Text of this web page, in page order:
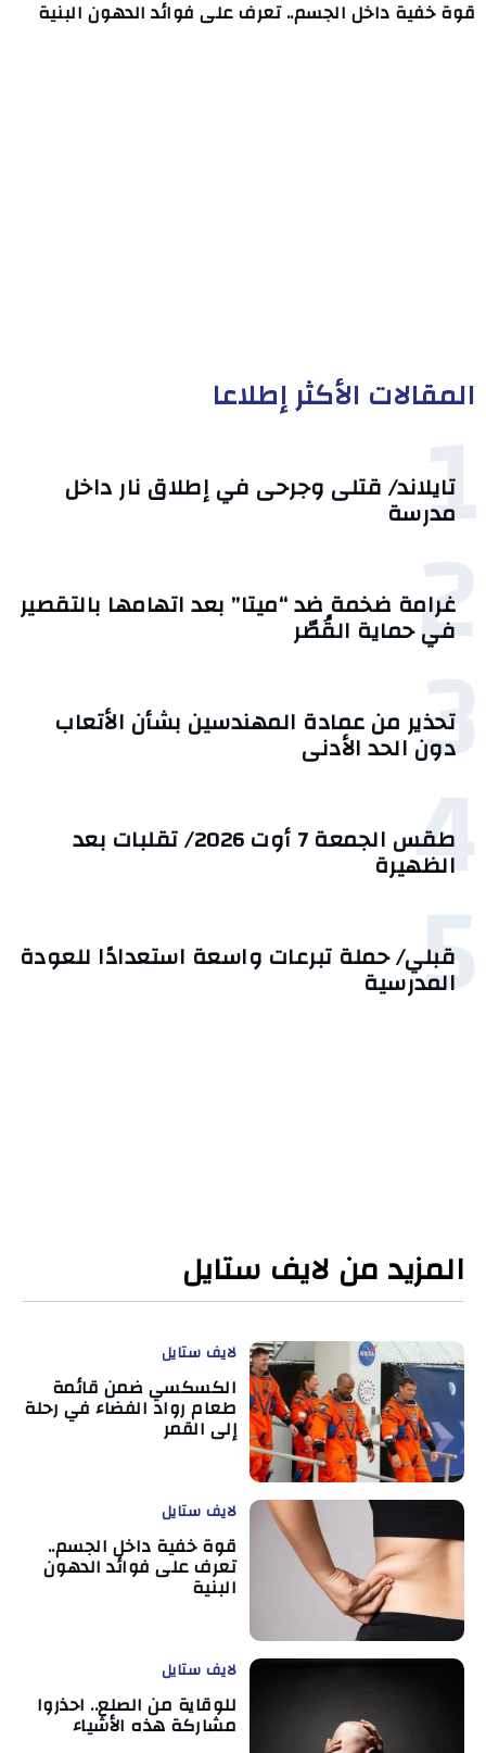
قوة خفية داخل الجسم.. تعرف على فوائد الدهون البنية
المقالات الأكثر إطلاعا
1
تايلاند/ قتلى وجرحى في إطلاق نار داخل
مدرسة
2
غرامة ضخمة ضد “ميتا” بعد اتهامها بالتقصير
في حماية القُصّر
3
تحذير من عمادة المهندسين بشأن الأتعاب
دون الحد الأدنى
4 طقس الجمعة 7 أوت 2026/ تقلبات بعد
الظهيرة
5
قبلي/ حملة تبرعات واسعة استعدادًا للعودة
المدرسية
المزيد من لايف ستايل
لايف ستايل
الكسكسي ضمن قائمة
طعام رواد الفضاء في رحلة
إلى القمر
لايف ستايل
قوة خفية داخل الجسم..
تعرف على فوائد الدهون
البنية
لايف ستايل
للوقاية من الصلع.. احذروا
مشاركة هذه الأشياء